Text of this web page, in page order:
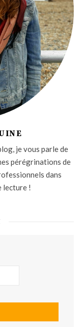
je vous parle de
pérégrinations de
dans
lecture !